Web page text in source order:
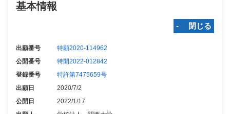
基本情報
‐ 閉じる
出願番号
特願2020-114962
公開番号
特開2022-012842
登録番号
特許第7475659号
出願日
2020/7/2
公開日
2022/1/17